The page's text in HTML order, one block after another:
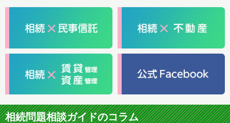
相続問題相談ガイドのコラム